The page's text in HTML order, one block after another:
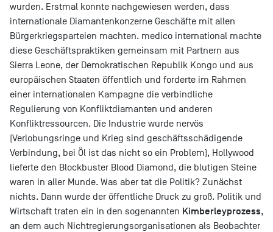
wurden. Erstmal konnte nachgewiesen werden, dass
internationale Diamantenkonzerne Geschäfte mit allen
Bürgerkriegsparteien machten. medico international machte
diese Geschäftspraktiken gemeinsam mit Partnern aus
Sierra Leone, der Demokratischen Republik Kongo und aus
europäischen Staaten öffentlich und forderte im Rahmen
einer internationalen Kampagne die verbindliche
Regulierung von Konfliktdiamanten und anderen
Konfliktressourcen. Die Industrie wurde nervös
(Verlobungsringe und Krieg sind geschäftsschädigende
Verbindung, bei Öl ist das nicht so ein Problem), Hollywood
lieferte den Blockbuster Blood Diamond, die blutigen Steine
waren in aller Munde. Was aber tat die Politik? Zunächst
nichts. Dann wurde der öffentliche Druck zu groß. Politik und
Wirtschaft traten ein in den sogenannten Kimberleyprozess,
an dem auch Nichtregierungsorganisationen als Beobachter